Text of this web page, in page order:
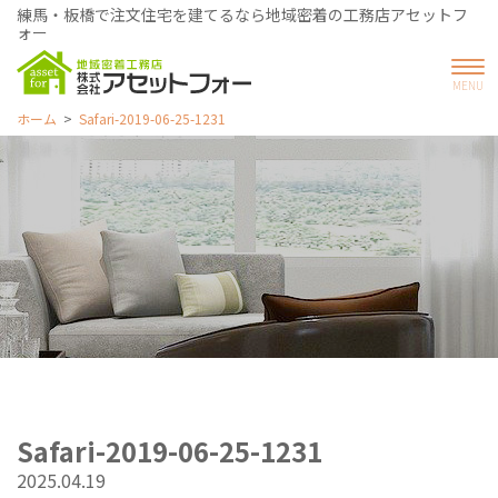
練馬・板橋で注文住宅を建てるなら地域密着の工務店アセットフ
ォー
ホーム Safari-2019-06-25-1231
Safari-2019-06-25-1231
2025.04.19